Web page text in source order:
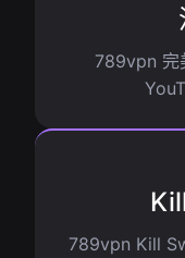
789vpn 完
789vpn Kill